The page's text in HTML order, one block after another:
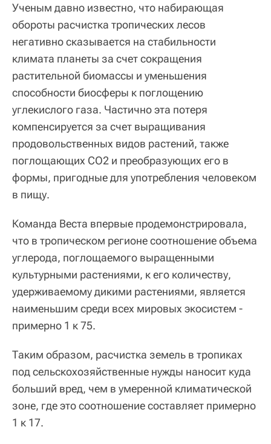
Ученым давно известно, что набирающая
обороты расчистка тропических лесов
негативно сказывается на стабильности
климата планеты за счет сокращения
растительной биомассы и уменьшения
способности биосферы к поглощению
углекислого газа. Частично эта потеря
компенсируется за счет выращивания
продовольственных видов растений, также
поглощающих СО2 и преобразующих его в
формы, пригодные для употребления человеком
в пищу.
Команда Веста впервые продемонстрировала,
что в тропическом регионе соотношение объема
углерода, поглощаемого выращенными
культурными растениями, к его количеству,
удерживаемому дикими растениями, является
наименьшим среди всех мировых экосистем -
примерно 1 к 75.
Таким образом, расчистка земель в тропиках
под сельскохозяйственные нужды наносит куда
больший вред, чем в умеренной климатической
зоне, где это соотношение составляет примерно
1 к 17.